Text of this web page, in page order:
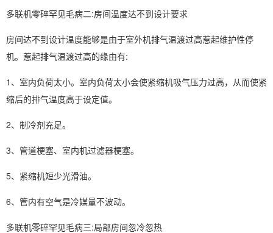
多联机零碎罕见毛病二:房间温度达不到设计要求
房间达不到设计温度能够是由于室外机排气温渡过高惹起维护性停
机。惹起排气温渡过高的缘由有:
1、室内负荷太小。室内负荷太小会使紧缩机吸气压力过高，从而使紧
缩后的排气温度高于设定值。
2、制冷剂充足。
3、管道梗塞、室内机过滤器梗塞。
5、紧缩机短少光滑油。
6、管内有空气是冷媒量不波动。
多联机零碎罕见毛病三:局部房间忽冷忽热